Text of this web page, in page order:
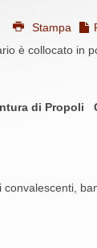
Stampa
è collocato in
di Propoli